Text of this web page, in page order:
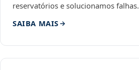
reservatórios e solucionamos falhas.
SAIBA MAIS